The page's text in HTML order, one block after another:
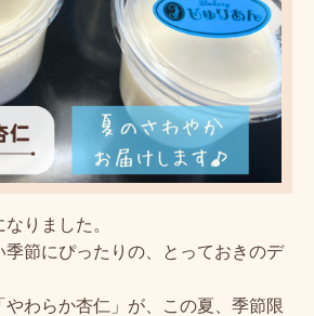
りました。
季節にぴったりの、とっておきのデ
やわらか杏仁」が、この夏、季節限